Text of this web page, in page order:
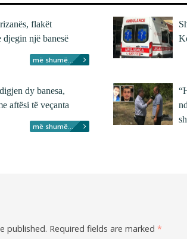
flakët
një banesë
më shumë...
dy banesa,
aftësi të veçanta
më shumë...
published. Required fields are marked *